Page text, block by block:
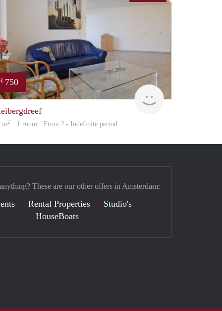
€ 750
m2 · 1 room · From ? - Indefinite period
These are our other offers in Amsterdam:
Rental Properties
Studio's
HouseBoats